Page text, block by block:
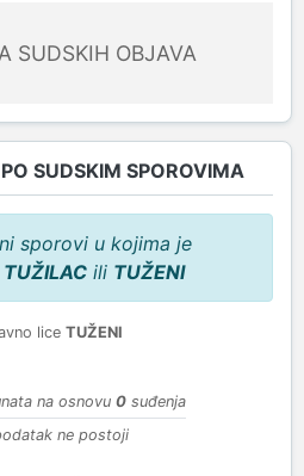
SUDSKIH OBJAVA
SUDSKIM SPOROVIMA
sporovi u kojima je
TUŽILAC ili TUŽENI
lice TUŽENI
na osnovu 0 suđenja
ne postoji